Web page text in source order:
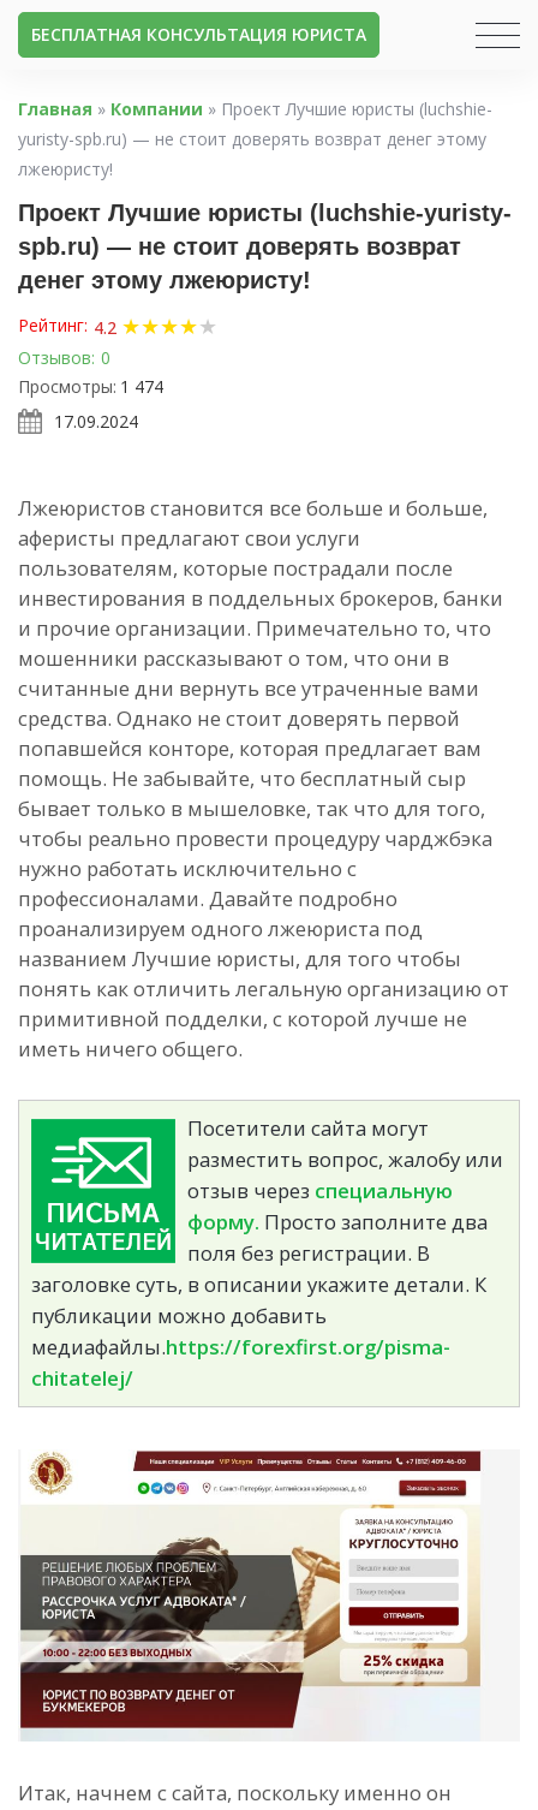
БЕСПЛАТНАЯ КОНСУЛЬТАЦИЯ ЮРИСТА
Главная » Компании » Проект Лучшие юристы (luchshie-
yuristy-spb.ru) — не стоит доверять возврат денег этому
лжеюристу!
Проект Лучшие юристы (luchshie-yuristy-
spb.ru) — не стоит доверять возврат
денег этому лжеюристу!
Рейтинг: 4.2 ★★★★★
Отзывов: 0
Просмотры: 1 474
17.09.2024
Лжеюристов становится все больше и больше,
аферисты предлагают свои услуги
пользователям, которые пострадали после
инвестирования в поддельных брокеров, банки
и прочие организации. Примечательно то, что
мошенники рассказывают о том, что они в
считанные дни вернуть все утраченные вами
средства. Однако не стоит доверять первой
попавшейся конторе, которая предлагает вам
помощь. Не забывайте, что бесплатный сыр
бывает только в мышеловке, так что для того,
чтобы реально провести процедуру чарджбэка
нужно работать исключительно с
профессионалами. Давайте подробно
проанализируем одного лжеюриста под
названием Лучшие юристы, для того чтобы
понять как отличить легальную организацию от
примитивной подделки, с которой лучше не
иметь ничего общего.
Посетители сайта могут
разместить вопрос, жалобу или
отзыв через специальную
форму. Просто заполните два
поля без регистрации. В
заголовке суть, в описании укажите детали. К
публикации можно добавить
медиафайлы.https://forexfirst.org/pisma-
chitatelej/
Итак, начнем с сайта, поскольку именно он